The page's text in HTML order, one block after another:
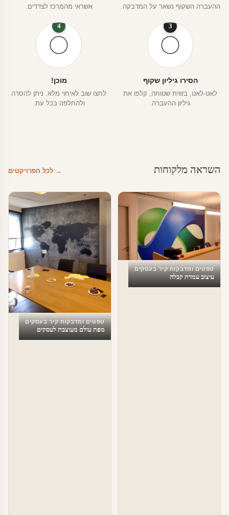
ההעברה השקוף נשאר על המדבקה.
אשראי מהמרכז לצדדים.
3
הסירו גיליון שקוף
לאט-לאט, בזווית שטוחה, קלפו את
גיליון ההעברה.
4
מוכן!
לחצו שוב לאיחוי מלא. ניתן להסרה
ולהחלפה בכל עת.
השראה מלקוחות → לכל הפרויקטים
טפטים ומדבקות קיר בעסקים
עיצוב עמדת קבלה
טפטים ומדבקות קיר בעסקים
מפת עולם מעוצבת לעסקים